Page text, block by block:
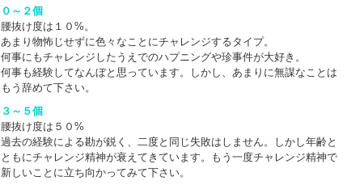
０～２個
腰抜け度は１０%。
あまり物怖じせずに色々なことにチャレンジするタイプ。
何事にもチャレンジしたうえでのハプニングや珍事件が大好き。
何事も経験してなんぼと思っています。しかし、あまりに無謀なことは
もう辞めて下さい。
３～５個
腰抜け度は５０%
過去の経験による勘が鋭く、二度と同じ失敗はしません。しかし年齢と
ともにチャレンジ精神が衰えてきています。もう一度チャレンジ精神で
新しいことに立ち向かってみて下さい。